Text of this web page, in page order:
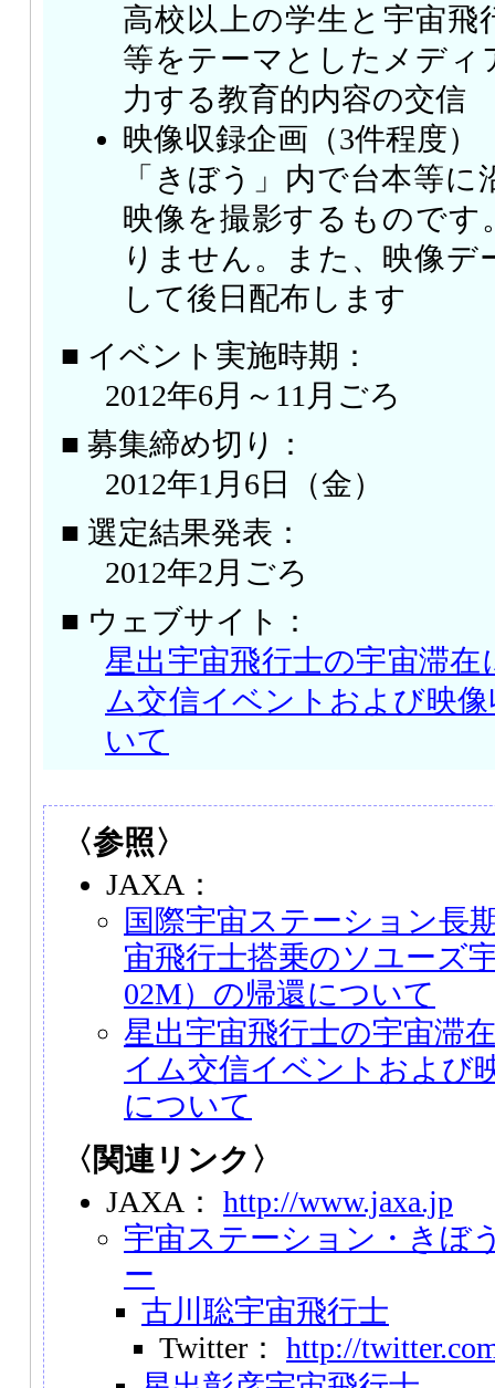
高校以上の学生と宇宙飛
等をテーマとしたメディ
力する教育的内容の交信
映像収録企画（3件程度）
「きぼう」内で台本等
映像を撮影するものです
りません。また、映像
して後日配布します
■ イベント実施時期：
2012年6月～11月ごろ
■ 募集締め切り：
2012年1月6日（金）
■ 選定結果発表：
2012年2月ごろ
■ ウェブサイト：
星出宇宙飛行士の宇宙滞
ム交信イベントおよび映
いて
〈参照〉
JAXA：
国際宇宙ステーション長
宙飛行士搭乗のソユーズ
02M）の帰還について
星出宇宙飛行士の宇宙滞
イム交信イベントおよび
について
〈関連リンク〉
JAXA： http://www.jaxa.jp
宇宙ステーション・きぼ
ー
古川聡宇宙飛行士
Twitter： http://